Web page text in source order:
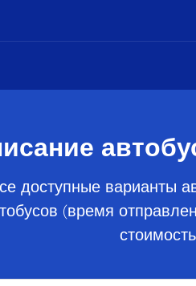
доступные
(время